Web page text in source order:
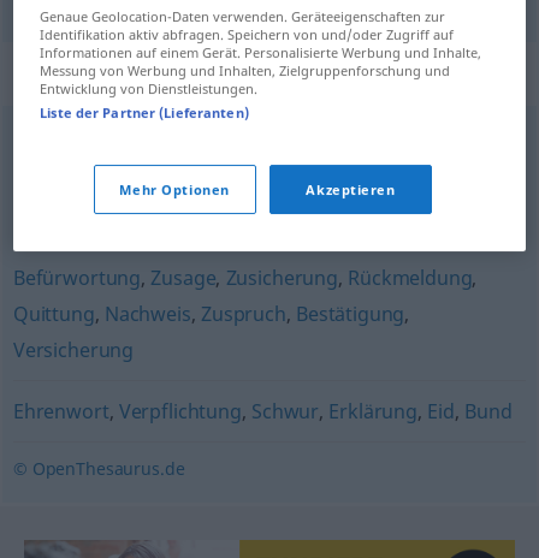
Synonyme für "Bekräftigung"
Begründung
Befürwortung, Zusage, Zusicherung, Rückmeldung,
Quittung, Nachweis, Zuspruch, Bestätigung,
Versicherung
Ehrenwort, Verpflichtung, Schwur, Erklärung, Eid, Bund
© OpenThesaurus.de
Genaue Geolocation-Daten verwenden. Geräteeigenschaften zur
Identifikation aktiv abfragen. Speichern von und/oder Zugriff auf
Informationen auf einem Gerät. Personalisierte Werbung und Inhalte,
Messung von Werbung und Inhalten, Zielgruppenforschung und
Entwicklung von Dienstleistungen.
Liste der Partner (Lieferanten)
Mehr Optionen Akzeptieren